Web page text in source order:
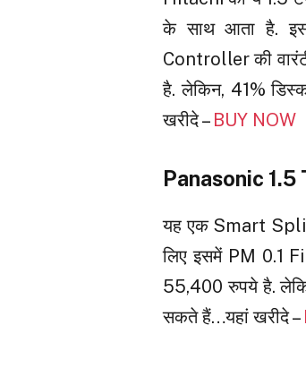
के साथ आता है.
Controller की
है. लेकिन, 41%
खरीदे – BUY NOW
Panasonic
यह एक Smart Split
लिए इसमें PM 0.1
55,400 रुपये है.
सकते हैं…यहां खरीदे –